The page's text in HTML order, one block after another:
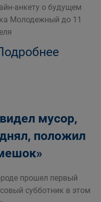
анкету о будущем
Молодежный до 11
мусор,
положил
прошел первый
субботник в этом